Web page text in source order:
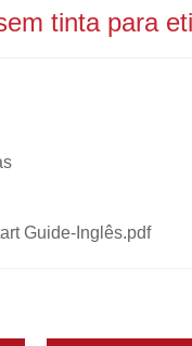
tinta para
Guide-Inglês.pdf